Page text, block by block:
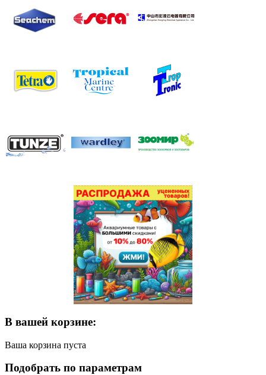
В вашей корзине:
Ваша корзина пуста
Подобрать по параметрам